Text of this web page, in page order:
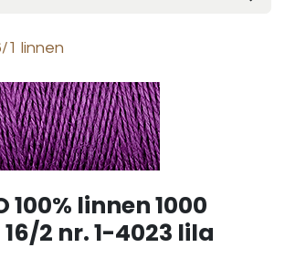
1 linnen
100% linnen 1000
2 nr. 1-4023 lila